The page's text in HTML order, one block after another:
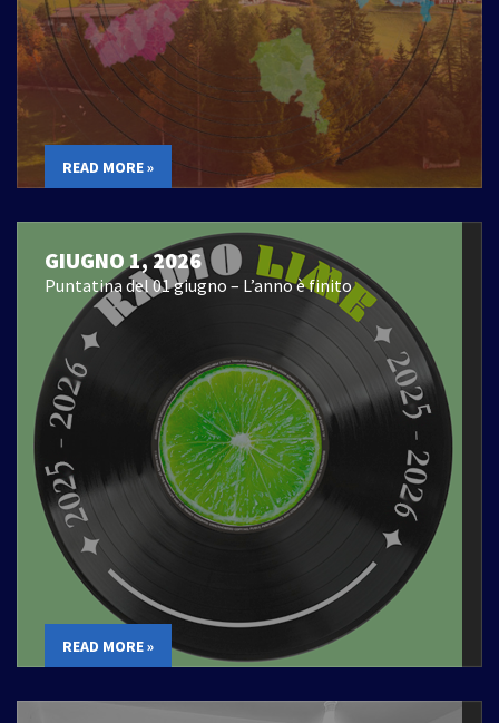
READ MORE »
GIUGNO 1, 2026
Puntatina del 01 giugno – L’anno è finito
READ MORE »